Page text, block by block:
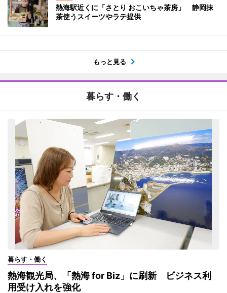
熱海駅近くに「さとり おこいちゃ茶房」 静岡抹
茶使うスイーツやラテ提供
もっと見る
暮らす・働く
暮らす・働く
熱海観光局、「熱海 for Biz」に刷新 ビジネス利
用受け入れを強化